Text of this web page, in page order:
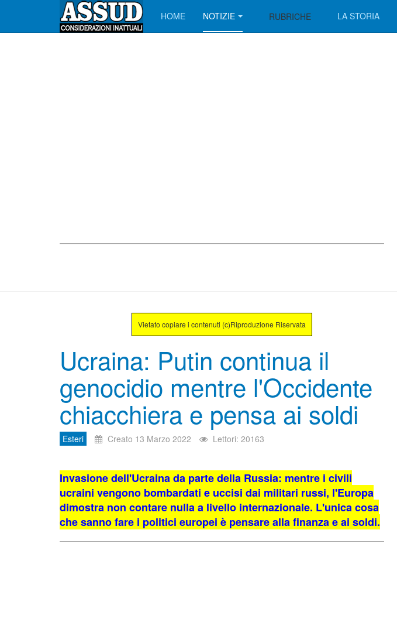
HOME NOTIZIE RUBRICHE LA STORIA
Vietato copiare i contenuti (c)Riproduzione Riservata
Ucraina: Putin continua il
genocidio mentre l'Occidente
chiacchiera e pensa ai soldi
Esteri Creato 13 Marzo 2022 Lettori: 20163
Invasione dell'Ucraina da parte della Russia: mentre i civili
ucraini vengono bombardati e uccisi dai militari russi, l'Europa
dimostra non contare nulla a livello internazionale. L'unica cosa
che sanno fare i politici europei è pensare alla finanza e ai soldi.